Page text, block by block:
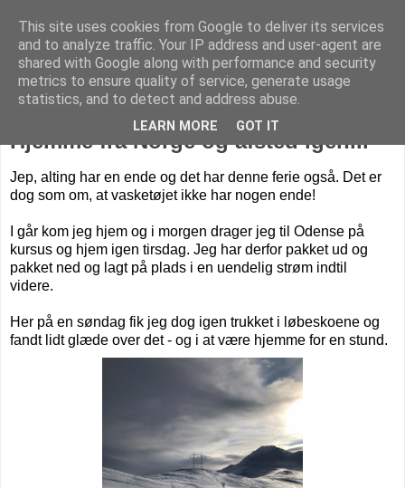
Livet på Vestegnen
Hjemme fra Norge og afsted igen...
Jep, alting har en ende og det har denne ferie også. Det er
dog som om, at vasketøjet ikke har nogen ende!
I går kom jeg hjem og i morgen drager jeg til Odense på
kursus og hjem igen tirsdag. Jeg har derfor pakket ud og
pakket ned og lagt på plads i en uendelig strøm indtil
videre.
Her på en søndag fik jeg dog igen trukket i løbeskoene og
fandt lidt glæde over det - og i at være hjemme for en stund.
This site uses cookies from Google to deliver its services
and to analyze traffic. Your IP address and user-agent are
shared with Google along with performance and security
metrics to ensure quality of service, generate usage
statistics, and to detect and address abuse.
LEARN MORE GOT IT